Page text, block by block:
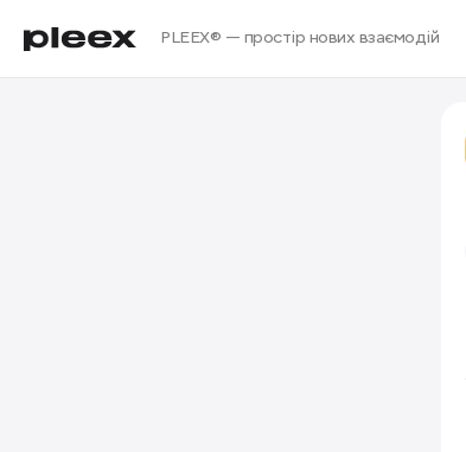
PLEEX® — простір нових взаємодій